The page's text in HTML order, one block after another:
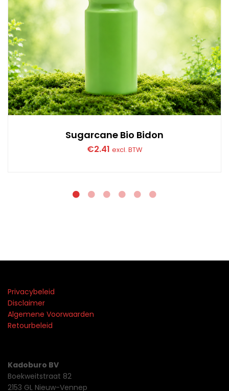
Sugarcane Bio Bidon
€2.41 excl. BTW
Privacybeleid
Disclaimer
Algemene Voorwaarden
Retourbeleid
Kadoburo BV
Boekweitstraat 82
2153 GL Nieuw-Vennep